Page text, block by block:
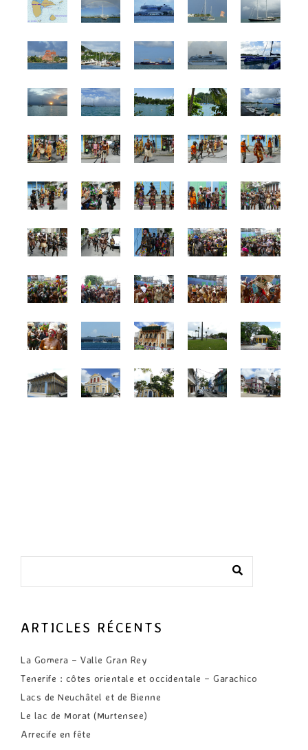
ARTICLES RÉCENTS
La Gomera – Valle Gran Rey
Tenerife : côtes orientale et occidentale – Garachico
Lacs de Neuchâtel et de Bienne
Le lac de Morat (Murtensee)
Arrecife en fête